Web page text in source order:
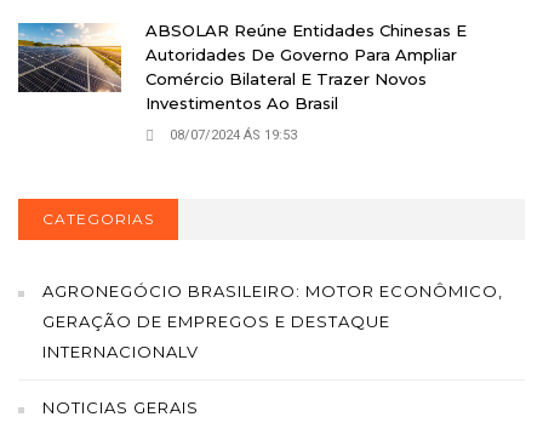
ABSOLAR Reúne Entidades Chinesas E
Autoridades De Governo Para Ampliar
Comércio Bilateral E Trazer Novos
Investimentos Ao Brasil
08/07/2024 ÁS 19:53
CATEGORIAS
AGRONEGÓCIO BRASILEIRO: MOTOR ECONÔMICO,
GERAÇÃO DE EMPREGOS E DESTAQUE
INTERNACIONALV
NOTICIAS GERAIS